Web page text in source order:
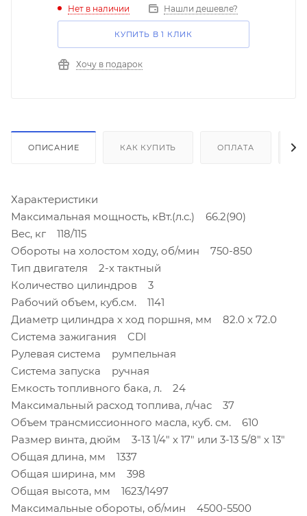
Нет в наличии Нашли дешевле?
КУПИТЬ В 1 КЛИК
Хочу в подарок
ОПИСАНИЕ КАК КУПИТЬ ОПЛАТА
Характеристики
Максимальная мощность, кВт.(л.с.) 66.2(90)
Вес, кг 118/115
Обороты на холостом ходу, об/мин 750-850
Тип двигателя 2-х тактный
Количество цилиндров 3
Рабочий объем, куб.см. 1141
Диаметр цилиндра x ход поршня, мм 82.0 x 72.0
Система зажигания CDI
Рулевая система румпельная
Система запуска ручная
Емкость топливного бака, л. 24
Максимальный расход топлива, л/час 37
Объем трансмиссионного масла, куб. см. 610
Размер винта, дюйм 3-13 1/4" х 17" или 3-13 5/8" х 13"
Общая длина, мм 1337
Общая ширина, мм 398
Общая высота, мм 1623/1497
Максимальные обороты, об/мин 4500-5500